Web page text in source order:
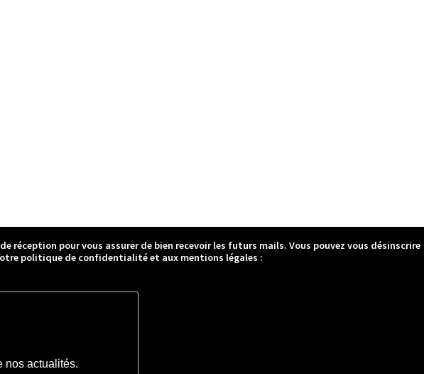
pour vous assurer de bien recevoir les futurs mails. Vous pouvez vous désinscrire
politique de confidentialité et aux mentions légales :